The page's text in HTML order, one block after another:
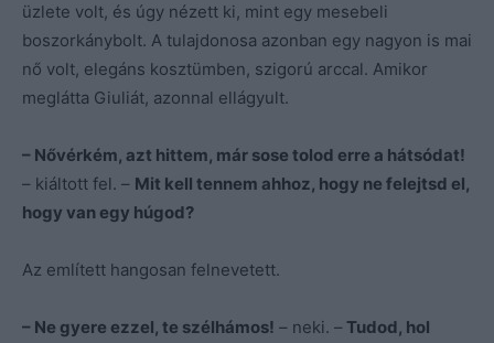
üzlete volt, és úgy nézett ki, mint egy mesebeli
boszorkánybolt. A tulajdonosa azonban egy nagyon is mai
nő volt, elegáns kosztümben, szigorú arccal. Amikor
meglátta Giuliát, azonnal ellágyult.
– Nővérkém, azt hittem, már sose tolod erre a hátsódat!
– kiáltott fel. – Mit kell tennem ahhoz, hogy ne felejtsd el,
hogy van egy húgod?
Az említett hangosan felnevetett.
– Ne gyere ezzel, te szélhámos! – neki. –Tudod, hol